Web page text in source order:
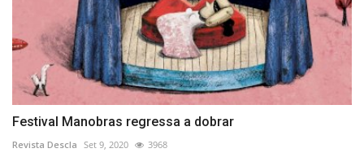
Festival Manobras regressa a dobrar
Revista Descla Set 9, 2020 3968